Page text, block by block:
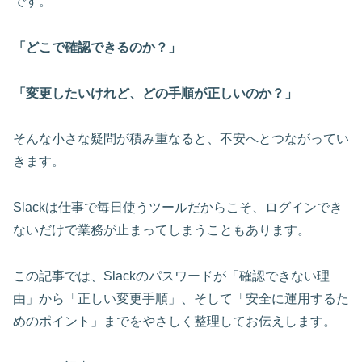
「どこで確認できるのか？」
「変更したいけれど、どの手順が正しいのか？」
そんな小さな疑問が積み重なると、不安へとつながってい
きます。
Slackは仕事で毎日使うツールだからこそ、ログインでき
ないだけで業務が止まってしまうこともあります。
この記事では、Slackのパスワードが「確認できない理
由」から「正しい変更手順」、そして「安全に運用するた
めのポイント」までをやさしく整理してお伝えします。